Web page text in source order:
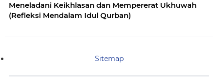
Meneladani Keikhlasan dan Mempererat Ukhuwah
(Refleksi Mendalam Idul Qurban)
Sitemap